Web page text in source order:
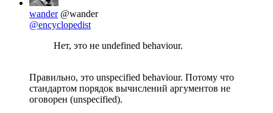
wander @wander
@encyclopedist
Нет, это не undefined behaviour.
Правильно, это unspecified behaviour. Потому что
стандартом порядок вычислений аргументов не
оговорен (unspecified).